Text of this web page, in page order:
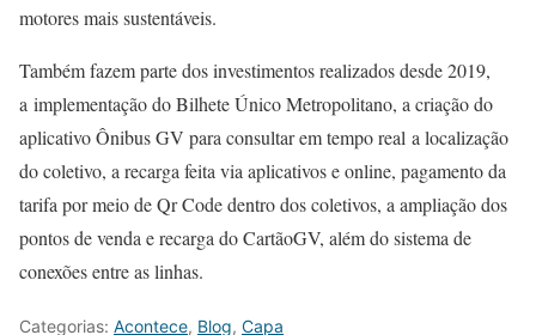
motores mais sustentáveis.
Também fazem parte dos investimentos realizados desde 2019,
a implementação do Bilhete Único Metropolitano, a criação do
aplicativo Ônibus GV para consultar em tempo real a localização
do coletivo, a recarga feita via aplicativos e online, pagamento da
tarifa por meio de Qr Code dentro dos coletivos, a ampliação dos
pontos de venda e recarga do CartãoGV, além do sistema de
conexões entre as linhas.
Categorias: Acontece, Blog, Capa